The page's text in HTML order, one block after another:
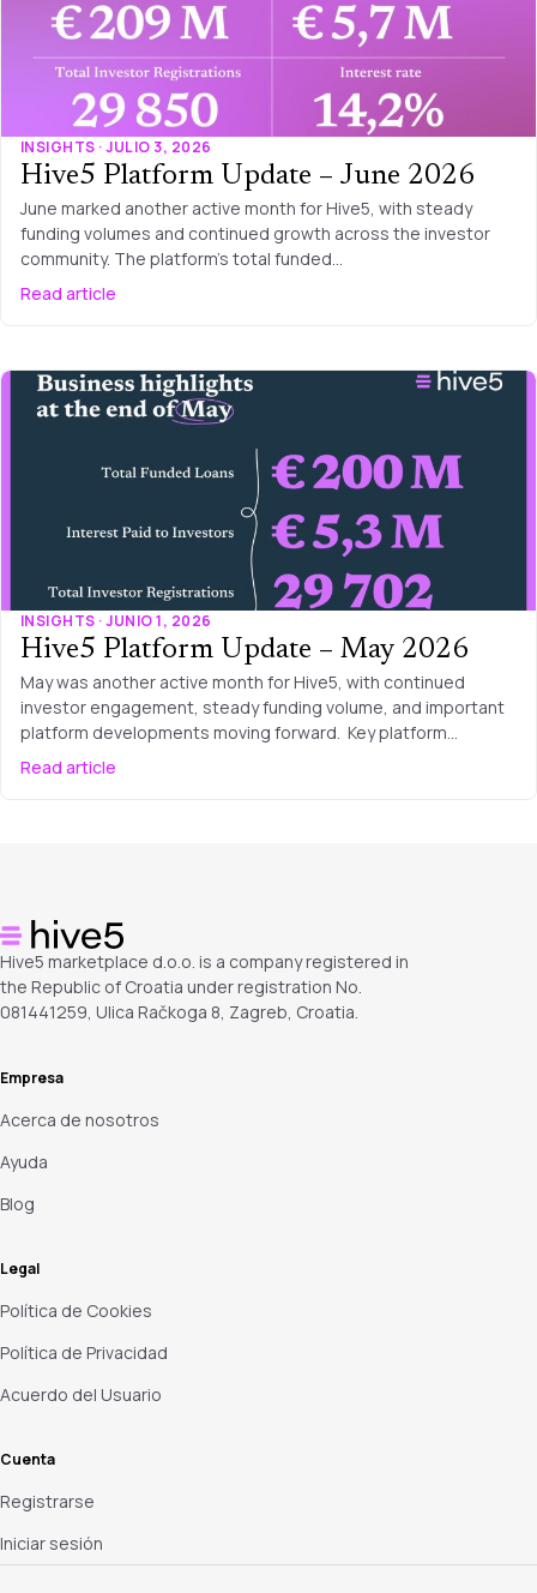
INSIGHTS · JULIO 3, 2026
Hive5 Platform Update – June 2026
June marked another active month for Hive5, with steady
funding volumes and continued growth across the investor
community. The platform’s total funded…
Read article
INSIGHTS · JUNIO 1, 2026
Hive5 Platform Update – May 2026
May was another active month for Hive5, with continued
investor engagement, steady funding volume, and important
platform developments moving forward. Key platform…
Read article
Hive5 marketplace d.o.o. is a company registered in
the Republic of Croatia under registration No.
081441259, Ulica Račkoga 8, Zagreb, Croatia.
Empresa
Acerca de nosotros
Ayuda
Blog
Legal
Política de Cookies
Política de Privacidad
Acuerdo del Usuario
Cuenta
Registrarse
Iniciar sesión